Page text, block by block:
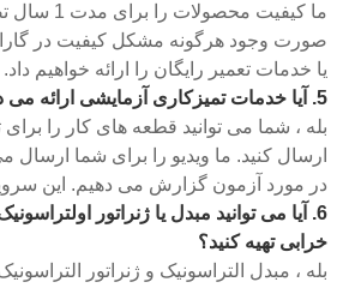
ما کیفیت
صورت وجود هرگونه مشکل کیفیت در
یا خدمات تعمیر رایگان را ارائه خواهیم داد.
5. آیا خدمات تمیزکاری آزمایشی ارائه می دهید؟
بله ، شما می توانید قطعه های کار را
ارسال کنید. ما ویدیو را برای شما ارسال
در مورد آزمون گزارش می دهیم. این
6. آیا می توانید مبدل یا ژنراتور
خرابی تهیه کنید؟
بله ، مبدل التراسونیک و ژنراتور